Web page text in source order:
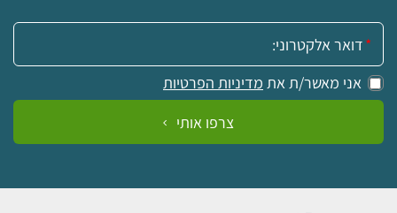
אימייל:
אני מאשר/ת את מדיניות הפרטיות
צרפו אותי